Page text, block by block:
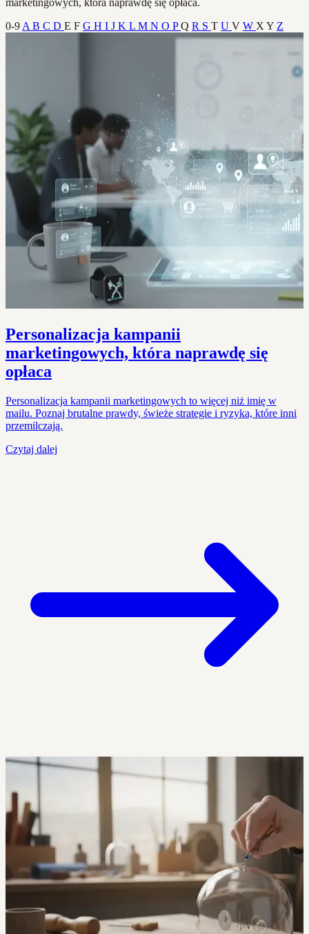
0-9 A B C D E F G H I J K L M N O PQ R S T U V W X Y Z
Personalizacja kampanii
marketingowych, która naprawdę się
opłaca
Personalizacja kampanii marketingowych to więcej niż imię w
mailu. Poznaj brutalne prawdy, świeże strategie i ryzyka, które inni
przemilczają.
Czytaj dalej